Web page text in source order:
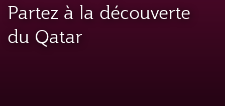
Partez à la découverte
du Qatar